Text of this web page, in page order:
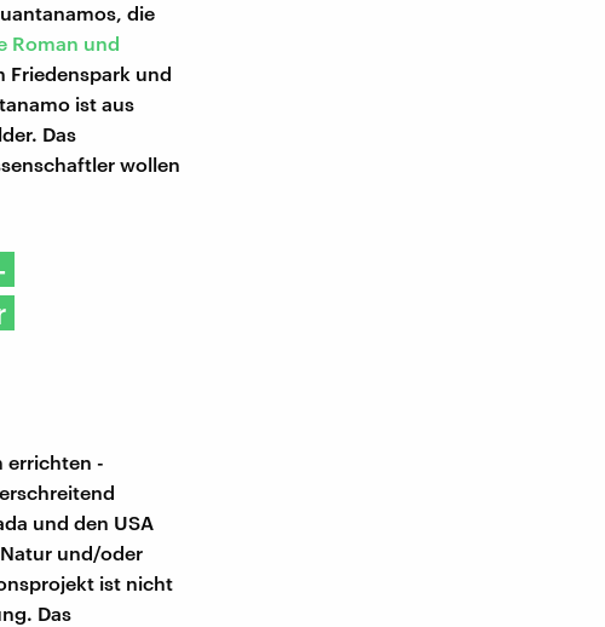
die
Roman und
Friedenspark und
ist aus
Das
wollen
errichten -
und den USA
und/oder
ist nicht
Das